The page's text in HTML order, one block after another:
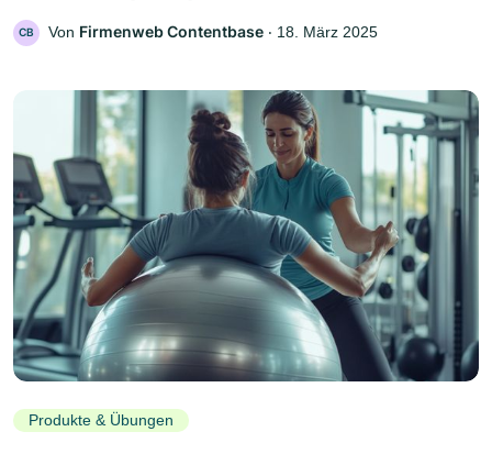
CB Von Firmenweb Contentbase ‧ 18. März 2025
Produkte & Übungen